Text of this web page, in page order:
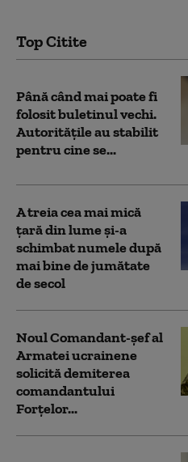
Top Citite
Până când mai poate fi
folosit buletinul vechi.
Autoritățile au stabilit
pentru cine se...
A treia cea mai mică
țară din lume și-a
schimbat numele după
mai bine de jumătate
de secol
Noul Comandant-șef al
Armatei ucrainene
solicită demiterea
comandantului
Forțelor...